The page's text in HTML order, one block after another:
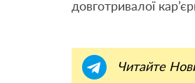
довготривалої
Читайте